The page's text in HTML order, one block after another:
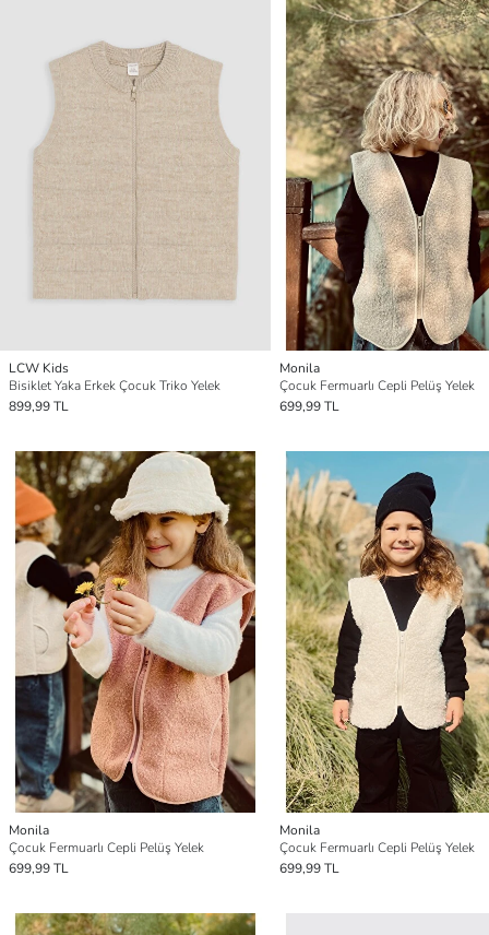
LCW Kids
Bisiklet Yaka Erkek Çocuk Triko Yelek
899,99 TL
Monila
Çocuk Fermuarlı Cepli Pelüş Yelek
699,99 TL
Monila
Çocuk Fermuarlı Cepli Pelüş Yelek
699,99 TL
Monila
Çocuk Fermuarlı Cepli Pelüş Yelek
699,99 TL